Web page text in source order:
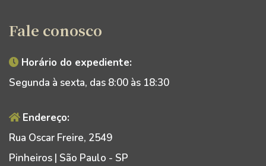
Fale conosco
Horário do expediente:
Segunda à sexta, das 8:00 às 18:30
Endereço:
Rua Oscar Freire, 2549
Pinheiros | São Paulo - SP